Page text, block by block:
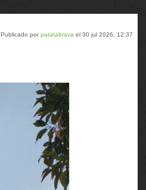
Publicado porpatatabrava el 30 jul 2026, 12:37